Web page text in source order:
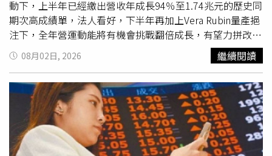
服器散熱應用」雙軌策略，期望為集團中長期營運注入新成
長動能。
動下，上半年已經繳出營收年成長94％至1.74兆元的歷史同
期次高成績單，法人看好，下半年再加上Vera Rubin量產挹
注下，全年營運動能將有機會挑戰翻倍成長，有望力拼改寫
新高表現。台股過去一周震盪劇烈，緯創在外資及投信買盤
下，股價相對抗跌，31日在三大法人聯手加碼、單日買超逾
2.3萬張下，攻上176元亮燈漲停，周線連收兩紅，外資持股
比已至三成以上。緯創日前已正式宣布德州D1廠啟用，該
廠主要生產L6規格，目前為GB300產品線，未來將導入
Vera Rubin新產品量產，且後續將會陸續規劃德州D2廠，逐
步擴大緯創在北美的AI伺服器新產能。法人預估，緯創 第二
季營收可望衝上8954.43億元、再創單季新高，獲利也將同
08月02日, 2026 繼續閱讀